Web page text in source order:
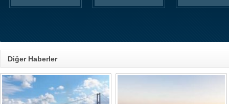
Diğer Haberler